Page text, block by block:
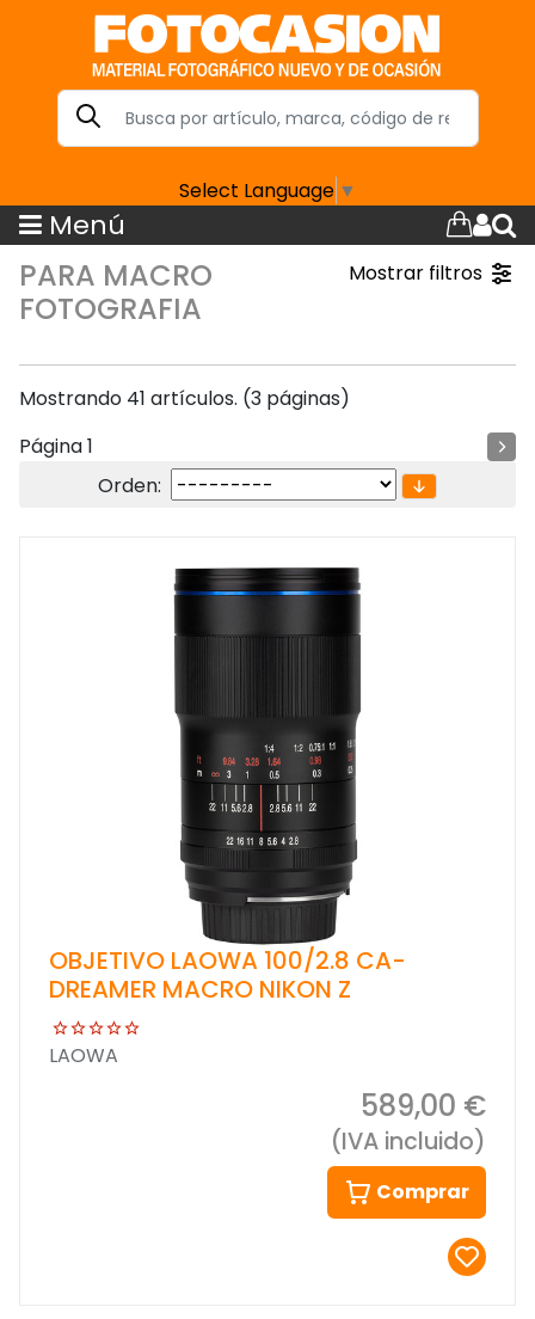
Select Language ▼
Menú
PARA MACRO
FOTOGRAFIA
Mostrar filtros
Mostrando 41 artículos. (3 páginas)
Página 1
Orden:
OBJETIVO LAOWA 100/2.8 CA-
DREAMER MACRO NIKON Z
LAOWA
589,00 €
(IVA incluido)
Comprar